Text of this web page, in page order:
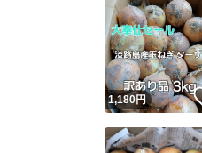
1,180円